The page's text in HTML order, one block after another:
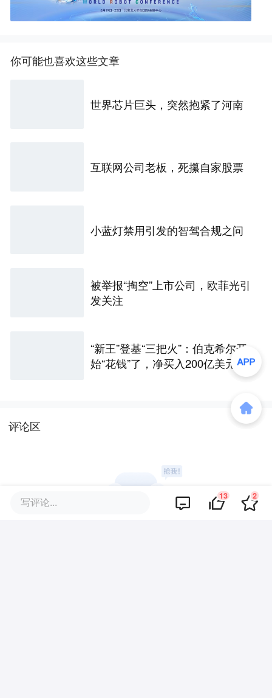
你可能也喜欢这些文章
世界芯片巨头，突然抱紧了河南
互联网公司老板，死攥自家股票
小蓝灯禁用引发的智驾合规之问
被举报“掏空”上市公司，欧菲光引
发关注
“新王”登基“三把火”：伯克希尔开
始“花钱”了，净买入200亿美元股
评论区
写评论... 13 2